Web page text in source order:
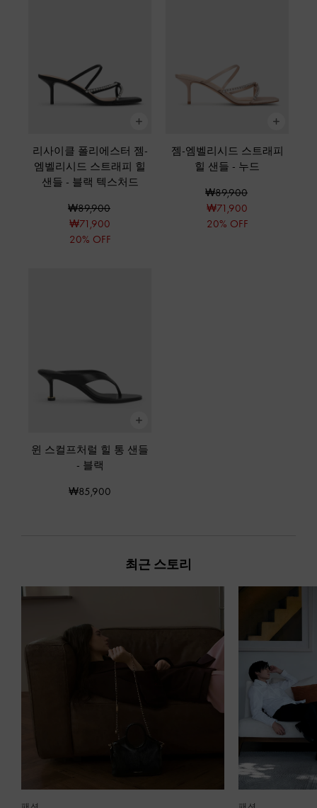
리사이클 폴리에스터 젬-
엠벨리시드 스트래피 힐
샌들 - 블랙 텍스처드
₩89,900
₩71,900
20% OFF
젬-엠벨리시드 스트래피
힐 샌들 - 누드
₩89,900
₩71,900
20% OFF
윈 스컬프처럴 힐 통 샌들
- 블랙
₩85,900
최근 스토리